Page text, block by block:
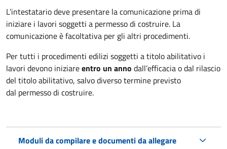
L’intestatario deve presentare la comunicazione prima di
iniziare i lavori soggetti a permesso di costruire. La
comunicazione è facoltativa per gli altri procedimenti.
Per tutti i procedimenti edilizi soggetti a titolo abilitativo i
lavori devono iniziareentro un anno dall’efficacia o dal rilascio
del titolo abilitativo, salvo diverso termine previsto
dal permesso di costruire.
Moduli da compilare e documenti da allegare